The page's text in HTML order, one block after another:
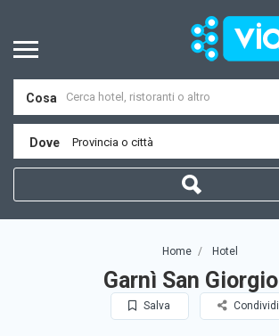
Cosa
Dove Provincia o città
Home Hotel
Garnì San Giorgio
Salva Condividi